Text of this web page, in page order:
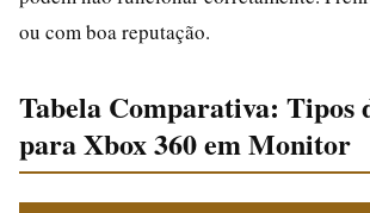
ou com boa reputação.
Tabela Comparativa: Tipos
para Xbox 360 em Monitor